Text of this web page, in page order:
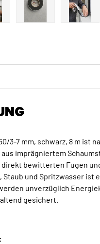
3-7 mm, schwarz, 8 m ist
imprägniertem
bewitterten Fugen
Staub und Spritzwasser ist
unverzüglich
gesichert.